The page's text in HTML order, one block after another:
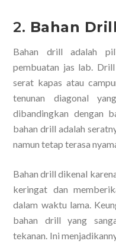
2. Bahan Drill
Bahan drill adalah
pembuatan jas lab.
serat kapas atau
tenunan diagonal
dibandingkan dengan
bahan drill adalah
namun tetap terasa
Bahan drill dikenal
keringat dan
dalam waktu lama.
bahan drill yang
tekanan. Ini